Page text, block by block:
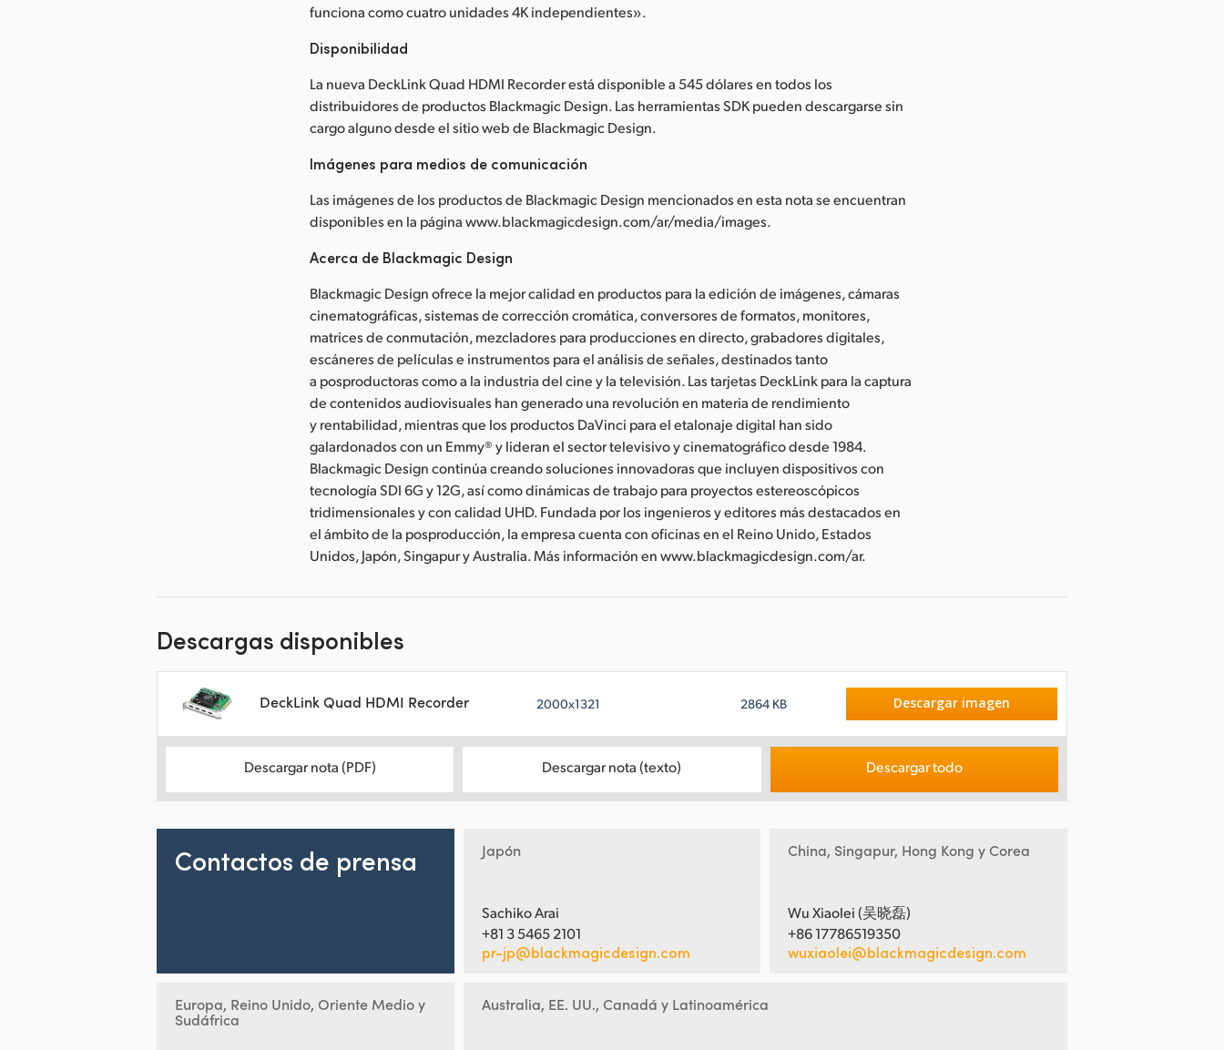
funciona como cuatro unidades 4K independientes».
Disponibilidad
La nueva DeckLink Quad HDMI Recorder está disponible a 545 dólares en todos los
distribuidores de productos Blackmagic Design. Las herramientas SDK pueden descargarse sin
cargo alguno desde el sitio web de Blackmagic Design.
Imágenes para medios de comunicación
Las imágenes de los productos de Blackmagic Design mencionados en esta nota se encuentran
disponibles en la página www.blackmagicdesign.com/ar/media/images.
Acerca de Blackmagic Design
Blackmagic Design ofrece la mejor calidad en productos para la edición de imágenes, cámaras
cinematográficas, sistemas de corrección cromática, conversores de formatos, monitores,
matrices de conmutación, mezcladores para producciones en directo, grabadores digitales,
escáneres de películas e instrumentos para el análisis de señales, destinados tanto
a posproductoras como a la industria del cine y la televisión. Las tarjetas DeckLink para la captura
de contenidos audiovisuales han generado una revolución en materia de rendimiento
y rentabilidad, mientras que los productos DaVinci para el etalonaje digital han sido
galardonados con un Emmy® y lideran el sector televisivo y cinematográfico desde 1984.
Blackmagic Design continúa creando soluciones innovadoras que incluyen dispositivos con
tecnología SDI 6G y 12G, así como dinámicas de trabajo para proyectos estereoscópicos
tridimensionales y con calidad UHD. Fundada por los ingenieros y editores más destacados en
el ámbito de la posproducción, la empresa cuenta con oficinas en el Reino Unido, Estados
Unidos, Japón, Singapur y Australia. Más información en www.blackmagicdesign.com/ar.
Descargas disponibles
DeckLink Quad HDMI Recorder 2000x1321 2864 KB Descargar imagen
Descargar nota (PDF) Descargar nota (texto) Descargar todo
Contactos de prensa Japón
Sachiko Arai
+81 3 5465 2101
pr-jp@blackmagicdesign.com
China, Singapur, Hong Kong y Corea
Wu Xiaolei (吴晓磊)
+86 17786519350
wuxiaolei@blackmagicdesign.com
Europa, Reino Unido, Oriente Medio y
Sudáfrica
Australia, EE. UU., Canadá y Latinoamérica